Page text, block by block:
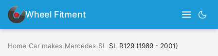
Wheel Fitment
Home Car makes Mercedes SL SL R129 (1989 - 2001)